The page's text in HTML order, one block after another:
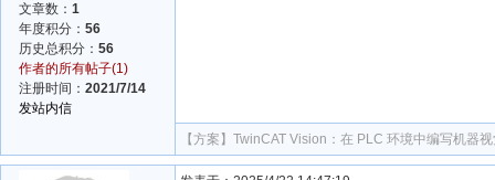
文章数： 1
年度积分： 56
历史总积分： 56
作者的所有帖子(1)
注册时间： 2021/7/14
发站内信
【方案】 TwinCAT Vision：在 PLC 环境中编写机器